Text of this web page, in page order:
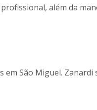
além da
em São Miguel.